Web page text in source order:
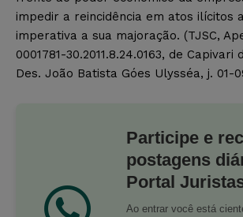
impedir a reincidência em atos ilícitos
imperativa a sua majoração. (TJSC,
0001781-30.2011.8.24.0163, de Capivari
Des. João Batista Góes Ulysséa, j. 01-
Participe e
postagens
Portal
Ao entrar você está